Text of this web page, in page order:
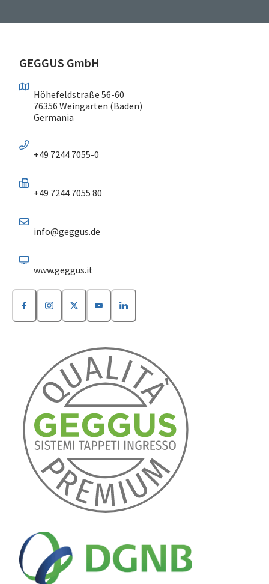
GEGGUS GmbH
Höhefeldstraße 56-60
76356 Weingarten (Baden)
Germania
+49 7244 7055-0
+49 7244 7055 80
info@geggus.de
www.geggus.it